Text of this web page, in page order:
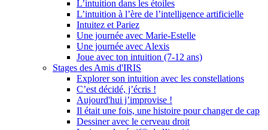
L’intuition dans les étoiles
L’intuition à l’ère de l’intelligence artificielle
Intuitez et Pariez
Une journée avec Marie-Estelle
Une journée avec Alexis
Joue avec ton intuition (7-12 ans)
Stages des Amis d'IRIS
Explorer son intuition avec les constellations
C’est décidé, j’écris !
Aujourd'hui j’improvise !
Il était une fois, une histoire pour changer de cap
Dessiner avec le cerveau droit